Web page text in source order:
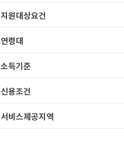
지원대상요건
연령대
소득기준
신용조건
서비스제공지역